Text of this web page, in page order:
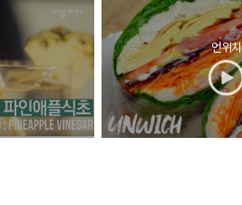
언위치